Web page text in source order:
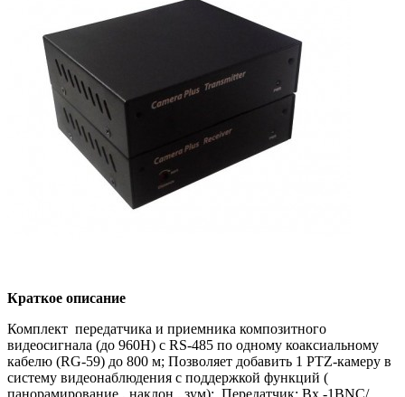
Краткое описание
Комплект передатчика и приемника композитного
видеосигнала (до 960H) с RS-485 по одному коаксиальному
кабелю (RG-59) до 800 м; Позволяет добавить 1 PTZ-камеру в
систему видеонаблюдения с поддержкой функций (
панорамирование , наклон , зум); Передатчик: Вх.-1BNC/